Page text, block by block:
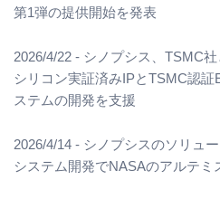
第1弾の提供開始を発表
2026/4/22 - シノプシス、TSMC
シリコン実証済みIPとTSMC認
ステムの開発を支援
2026/4/14 - シノプシスのソリュ
システム開発でNASAのアルテミ